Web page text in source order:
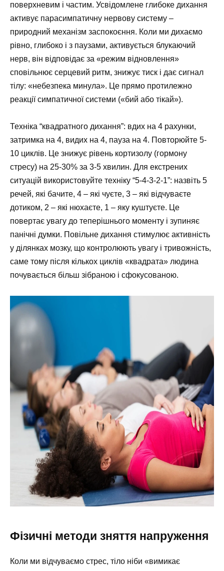
поверхневим і частим. Усвідомлене глибоке дихання
активує парасимпатичну нервову систему –
природний механізм заспокоєння. Коли ми дихаємо
рівно, глибоко і з паузами, активується блукаючий
нерв, він відповідає за «режим відновлення»
сповільнює серцевий ритм, знижує тиск і дає сигнал
тілу: «небезпека минула». Це прямо протилежно
реакції симпатичної системи («бий або тікай»).
Техніка “квадратного дихання”: вдих на 4 рахунки,
затримка на 4, видих на 4, пауза на 4. Повторюйте 5-
10 циклів. Це знижує рівень кортизолу (гормону
стресу) на 25-30% за 3-5 хвилин. Для екстрених
ситуацій використовуйте техніку “5-4-3-2-1”: назвіть 5
речей, які бачите, 4 – які чуєте, 3 – які відчуваєте
дотиком, 2 – які нюхаєте, 1 – яку куштуєте. Це
повертає увагу до теперішнього моменту і зупиняє
панічні думки. Повільне дихання стимулює активність
у ділянках мозку, що контролюють увагу і тривожність,
саме тому після кількох циклів «квадрата» людина
почувається більш зібраною і сфокусованою.
Фізичні методи зняття напруження
Коли ми відчуваємо стрес, тіло ніби «вимикає